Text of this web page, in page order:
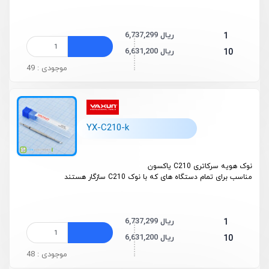
1 6,737,299 ریال
10
6,631,200 ریال
موجودی : 49
YX-C210-k
نوک هویه سرکاتری C210 یاکسون
مناسب برای تمام دستگاه های که با نوک C210 سازگار هستند
1 6,737,299 ریال
10
6,631,200 ریال
موجودی : 48